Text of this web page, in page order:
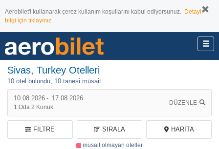
Aerobilet'i kullanarak çerez kullanım koşullarını kabul ediyorsunuz. Detaylı
bilgi için tıklayınız.
10.08.2026 - 17.08.2026
1 Oda 2 Konuk
DÜZENLE
Sivas, Turkey Otelleri
10 otel bulundu, 10 tanesi müsait
müsait olmayan oteller
FILTRE SIRALA HARITA